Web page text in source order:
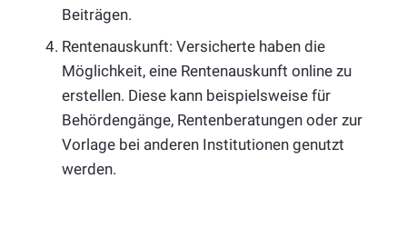
Beiträgen.
Rentenauskunft: Versicherte haben die
Möglichkeit, eine Rentenauskunft online zu
erstellen. Diese kann beispielsweise für
Behördengänge, Rentenberatungen oder zur
Vorlage bei anderen Institutionen genutzt
werden.